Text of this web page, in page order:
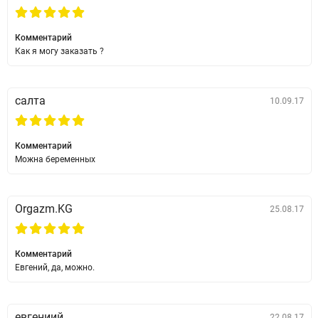
Комментарий
Как я могу заказать ?
салта 10.09.17
Комментарий
Можна беременных
Orgazm.KG 25.08.17
Комментарий
Евгений, да, можно.